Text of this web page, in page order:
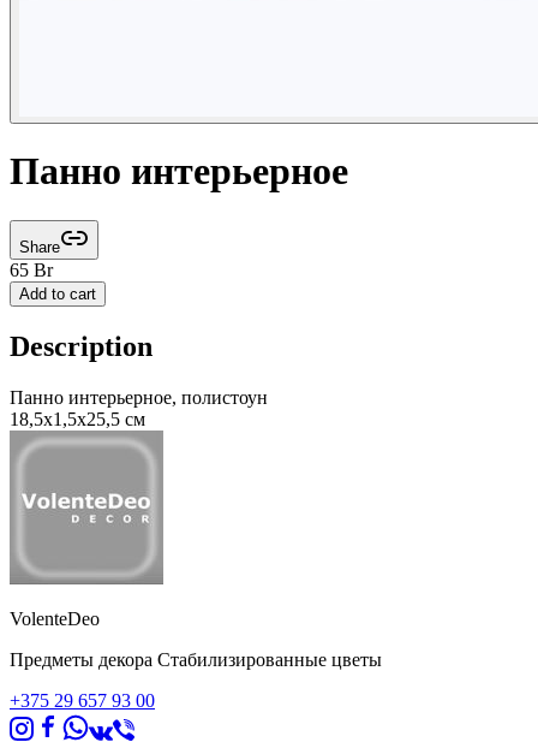
Панно интерьерное
Share
65 Br
Add to cart
Description
Панно интерьерное, полистоун
18,5x1,5x25,5 cм
VolenteDeo
Предметы декора Стабилизированные цветы
+375 29 657 93 00